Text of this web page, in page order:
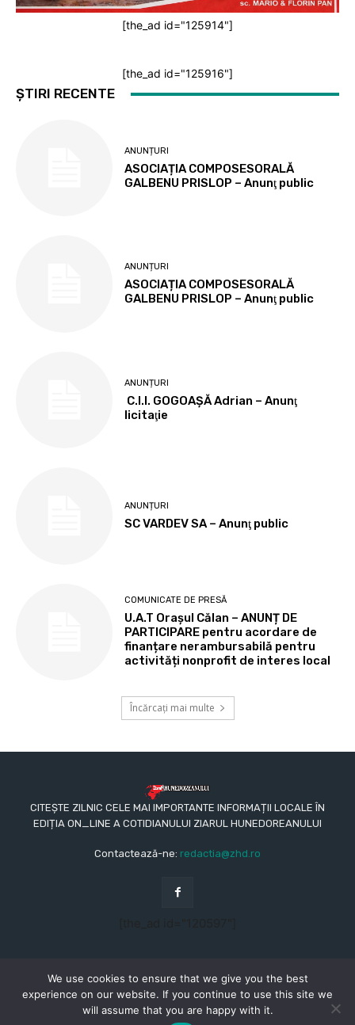
[the_ad id="125914"]
[the_ad id="125916"]
ȘTIRI RECENTE
ANUNȚURI
ASOCIAȚIA COMPOSESORALĂ
GALBENU PRISLOP – Anunţ public
ANUNȚURI
ASOCIAȚIA COMPOSESORALĂ
GALBENU PRISLOP – Anunţ public
ANUNȚURI
C.I.I. GOGOAŞĂ Adrian – Anunţ
licitaţie
ANUNȚURI
SC VARDEV SA – Anunţ public
COMUNICATE DE PRESĂ
U.A.T Orașul Călan – ANUNȚ DE
PARTICIPARE pentru acordare de
finanțare nerambursabilă pentru
activități nonprofit de interes local
Încărcați mai multe
CITEȘTE ZILNIC CELE MAI IMPORTANTE INFORMAȚII LOCALE ÎN
EDIȚIA ON_LINE A COTIDIANULUI ZIARUL HUNEDOREANULUI
Contactează-ne: redactia@zhd.ro
© Copyright - 2015 - 2023 - Ziarul Hunedoreanului
We use cookies to ensure that we give you the best
experience on our website. If you continue to use this site we
will assume that you are happy with it.